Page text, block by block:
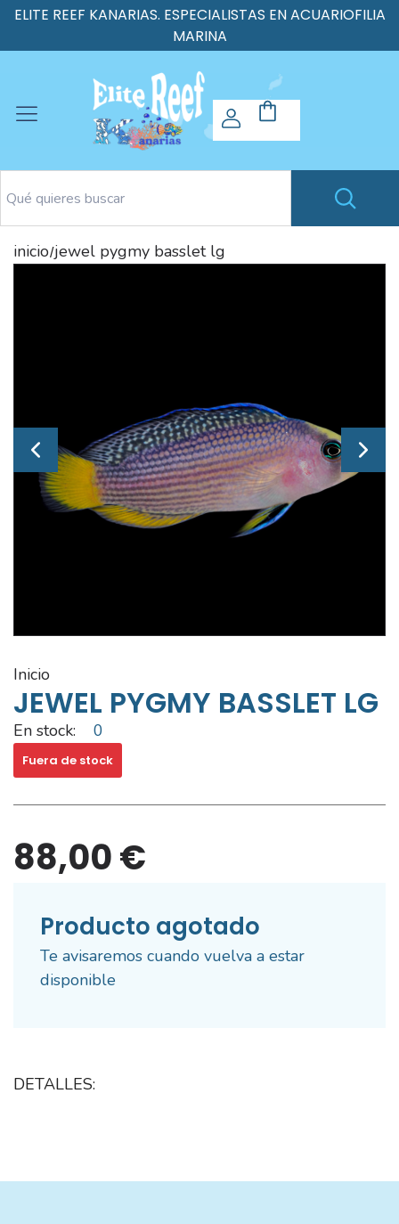
ELITE REEF KANARIAS. ESPECIALISTAS EN ACUARIOFILIA
MARINA
inicio/jewel pygmy basslet lg
inicio
JEWEL PYGMY BASSLET LG
En stock: 0
Fuera de stock
88,00 €
Producto agotado
Te avisaremos cuando vuelva a estar
disponible
DETALLES: